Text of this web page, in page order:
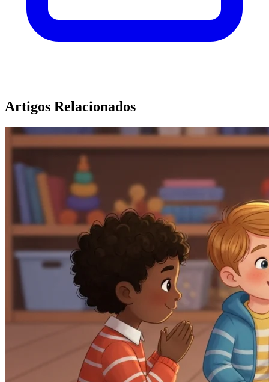
Artigos Relacionados